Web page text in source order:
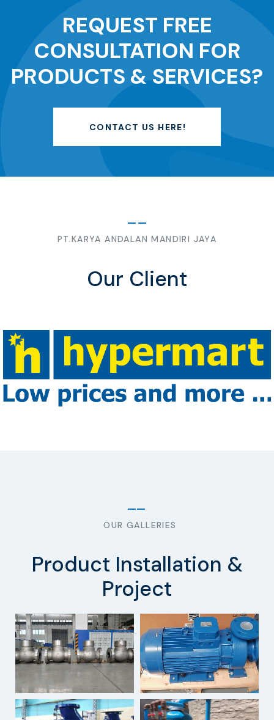
REQUEST FREE
CONSULTATION FOR
PRODUCTS & SERVICES?
CONTACT US HERE!
PT.KARYA ANDALAN MANDIRI JAYA
Our Client
OUR GALLERIES
Product Installation &
Project